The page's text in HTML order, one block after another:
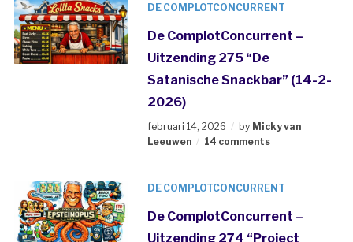
DE COMPLOTCONCURRENT
De ComplotConcurrent –
Uitzending 275 “De
Satanische Snackbar” (14-2-
2026)
februari 14, 2026 by Micky van
Leeuwen
14 comments
DE COMPLOTCONCURRENT
De ComplotConcurrent –
Uitzending 274 “Project